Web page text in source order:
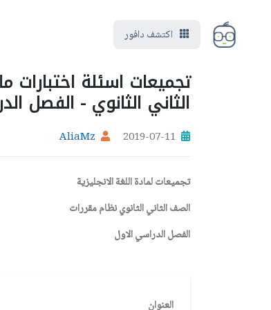
اكتشف دافور
تجميعات اسئلة اختبارات
الثاني الثانوي - الفصل
2019-07-11
AliaMz
تجميعات لمادة اللغة الانجليزية
الصف الثاني الثانوي نظام مقررات
الفصل الدراسي الاول
العنوان